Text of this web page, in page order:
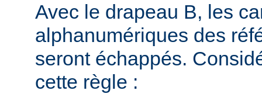
Avec le drapeau B, les
alphanumériques des
seront échappés.
cette règle :